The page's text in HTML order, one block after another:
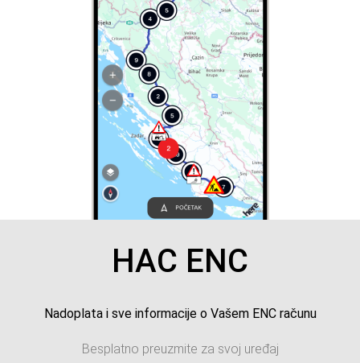
HAC ENC
Nadoplata i sve informacije o Vašem ENC računu
Besplatno preuzmite za svoj uređaj